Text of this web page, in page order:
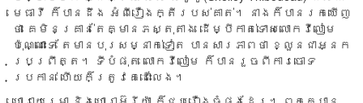
មេធាវី ក៏​បាន​ដឹង អំពី​រឿង​ក្តី​របស់​គាត់។ នាង​ក៏​បាន​រក​ឃើញ​
ថា គេ​មិន​គ្រាន់​តែ​គ្មាន​ភស្តុតាង ដើម្បី​កាត់​ទោស​លោក​វីលៀម​
ប៉ុណ្ណោះ​ទេ តែ​មាន​បុរស​ម្នាក់​ទៀត បាន​សារភាព​ថា ខ្លួន​ជា​អ្នក​
ប្រព្រឹត្ត។ ទី​បំផុត លោក​វីលៀម ក៏​បាន​រួច​ពី​ការ​ចោទ​
ប្រកាន់ ហើយ​ក៏​ត្រូវ​គេ​ដោះ​លែង។